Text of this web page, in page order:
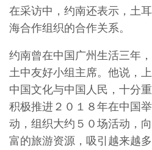
在采访中，约南还表示，土
海合作组织的合作关系。
约南曾在中国广州生活三年
土中友好小组主席。他说，
中国文化与中国人民，十分
积极推进２０１８年在中国
动，组织大约５０场活动，
富的旅游资源，吸引越来越